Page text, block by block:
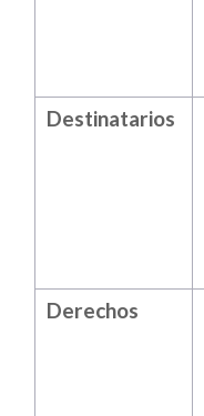
Destinatarios
Derechos